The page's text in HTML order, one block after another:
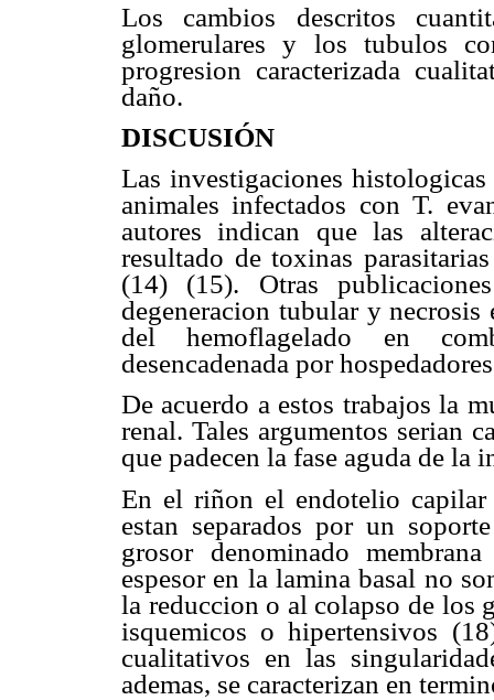
Los cambios descritos
glomerulares y los tubulos
progresion caracterizada
daño.
DISCUSIÓN
Las investigaciones
animales infectados con T.
autores indican que las
resultado de toxinas
(14) (15). Otras
degeneracion tubular y
del hemoflagelado en
desencadenada por
De acuerdo a estos trabajos la
renal. Tales argumentos serian
que padecen la fase aguda de la
En el riñon el endotelio capilar
estan separados por un
grosor denominado
espesor en la lamina basal no
la reduccion o al colapso de los
isquemicos o hipertensivos
cualitativos en las
ademas, se caracterizan en